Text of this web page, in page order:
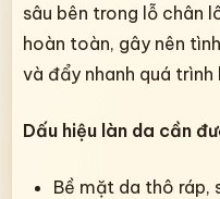
sâu bên trong lỗ chân
hoàn toàn, gây nên
và đẩy nhanh quá trình
Dấu hiệu làn da cần
Bề mặt da thô ráp,